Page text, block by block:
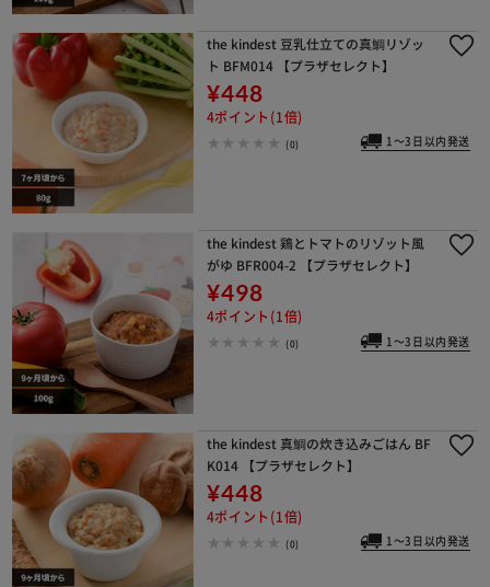
the kindest 豆乳仕立ての真鯛リゾッ
ト BFM014 【プラザセレクト】
¥448
4ポイント(1倍)
(0) 1～3日以内発送
the kindest 鶏とトマトのリゾット風
がゆ BFR004-2 【プラザセレクト】
¥498
4ポイント(1倍)
(0) 1～3日以内発送
the kindest 真鯛の炊き込みごはん BF
K014 【プラザセレクト】
¥448
4ポイント(1倍)
(0) 1～3日以内発送